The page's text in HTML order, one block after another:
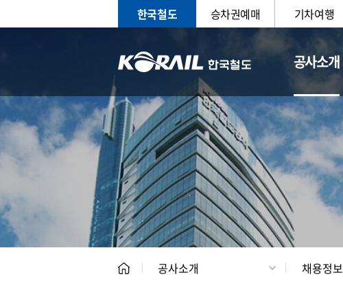
한국철도 승차권예매 기차여행
공사소개
CEO 일반현황
공사소개 채용정보